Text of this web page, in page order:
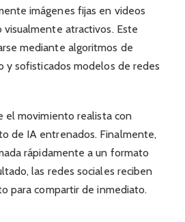
imágenes fijas en videos
atractivos. Este
mediante algoritmos de
y sofisticados modelos de redes
el movimiento realista con
de IA entrenados. Finalmente,
rápidamente a un formato
las redes sociales reciben
para compartir de inmediato.